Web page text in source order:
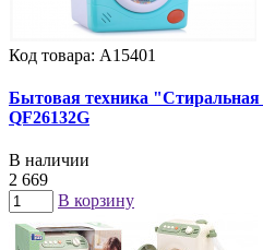
Код товара: А15401
Бытовая техника
QF26132G
В наличии
2 669
В корзину